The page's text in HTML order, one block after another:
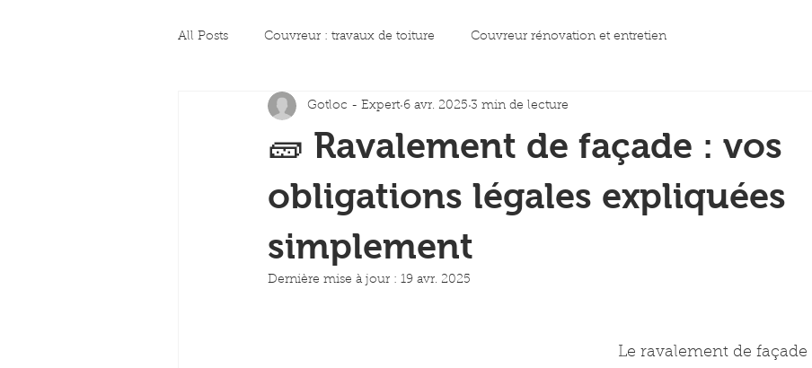
All Posts Couvreur : travaux de toiture Couvreur rénovation et entretien
🧱 Ravalement de façade : vos
obligations légales expliquées
simplement
Gotloc - Expert 6 avr. 2025 3 min de lecture
Dernière mise à jour : 19 avr. 2025
Le ravalement de façade